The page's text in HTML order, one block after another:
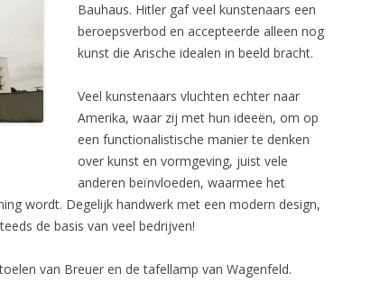
Bauhaus. Hitler gaf veel kunstenaars een
beroepsverbod en accepteerde alleen nog
kunst die Arische idealen in beeld bracht.
Veel kunstenaars vluchten echter naar
Amerika, waar zij met hun ideeën, om op
een functionalistische manier te denken
over kunst en vormgeving, juist vele
anderen beïnvloeden, waarmee het
wordt. Degelijk handwerk met een modern design,
de basis van veel bedrijven!
van Breuer en de tafellamp van Wagenfeld.